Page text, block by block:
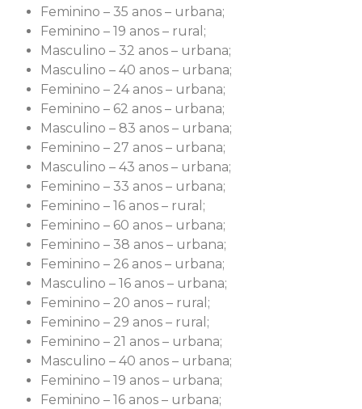
Feminino – 35 anos – urbana;
Feminino – 19 anos – rural;
Masculino – 32 anos – urbana;
Masculino – 40 anos – urbana;
Feminino – 24 anos – urbana;
Feminino – 62 anos – urbana;
Masculino – 83 anos – urbana;
Feminino – 27 anos – urbana;
Masculino – 43 anos – urbana;
Feminino – 33 anos – urbana;
Feminino – 16 anos – rural;
Feminino – 60 anos – urbana;
Feminino – 38 anos – urbana;
Feminino – 26 anos – urbana;
Masculino – 16 anos – urbana;
Feminino – 20 anos – rural;
Feminino – 29 anos – rural;
Feminino – 21 anos – urbana;
Masculino – 40 anos – urbana;
Feminino – 19 anos – urbana;
Feminino – 16 anos – urbana;